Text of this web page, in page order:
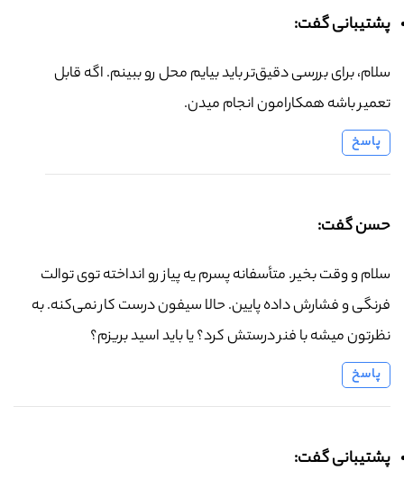
پشتیبانی گفت:
سلام، برای بررسی دقیق‌تر باید بیایم محل رو ببینم. اگه قابل
تعمیر باشه همکارامون انجام میدن.
پاسخ
حسن گفت:
سلام و وقت بخیر. متأسفانه پسرم یه پیاز رو انداخته توی توالت
فرنگی و فشارش داده پایین. حالا سیفون درست کار نمی‌کنه. به
نظرتون میشه با فنر درستش کرد؟ یا باید اسید بریزم؟
پاسخ
پشتیبانی گفت: